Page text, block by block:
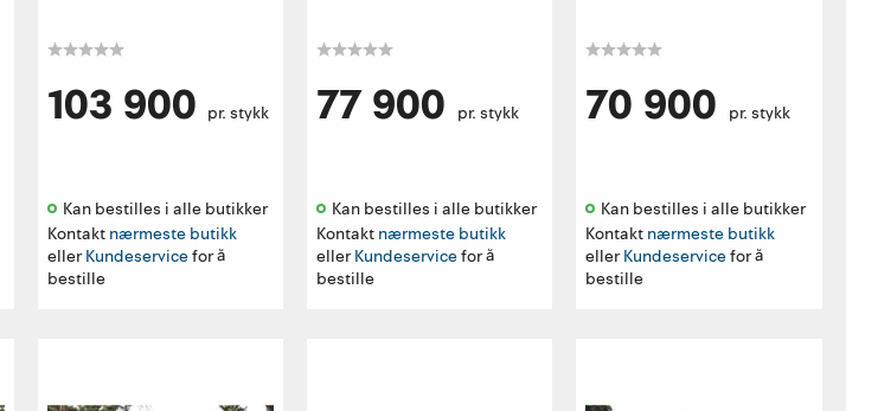
103 900 pr. stykk
Kan bestilles i alle butikker
Kontakt nærmeste butikk
ellerKundeservicefor å
bestille
77 900 pr. stykk
Kan bestilles i alle butikker
Kontakt nærmeste butikk
ellerKundeservicefor å
bestille
70 900 pr. stykk
Kan bestilles i alle butikker
Kontakt nærmeste butikk
ellerKundeservicefor å
bestille